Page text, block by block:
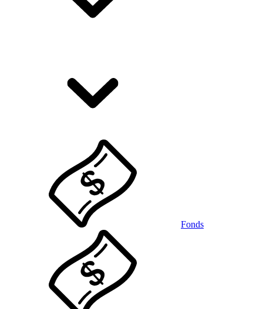
Fonds